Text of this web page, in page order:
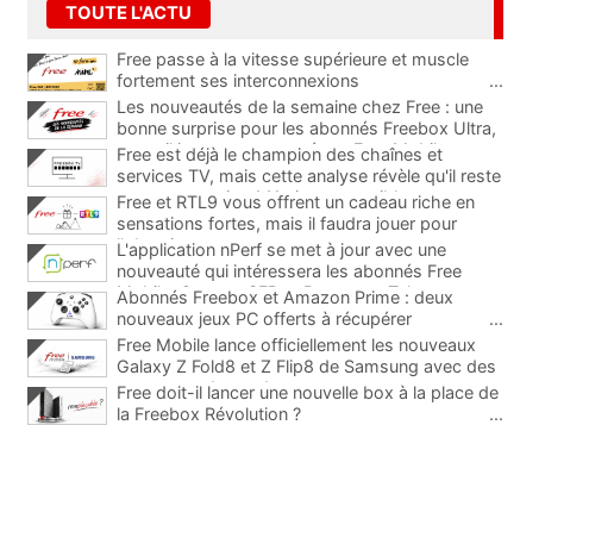
TOUTE L'ACTU
Free passe à la vitesse supérieure et muscle
fortement ses interconnexions
...
Les nouveautés de la semaine chez Free : une
bonne surprise pour les abonnés Freebox Ultra,
un mail important envoyé par Free Mobile et
sinon...
...
Free est déjà le champion des chaînes et
services TV, mais cette analyse révèle qu'il reste
encore au moins 141 ajouts possibles
Free et RTL9 vous offrent un cadeau riche en
sensations fortes, mais il faudra jouer pour
l'obtenir
L'application nPerf se met à jour avec une
nouveauté qui intéressera les abonnés Free
Mobile, Orange, SFR et Bouygues Telecom
Abonnés Freebox et Amazon Prime : deux
nouveaux jeux PC offerts à récupérer
...
Free Mobile lance officiellement les nouveaux
Galaxy Z Fold8 et Z Flip8 de Samsung avec des
promos et des cadeaux
...
Free doit-il lancer une nouvelle box à la place de
la Freebox Révolution ?
...